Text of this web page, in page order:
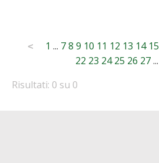
Posts
pagination
< 1 ... 7 8 9 10 11 12 13 14 15
22 23 24 25 26 27 ...
Risultati: 0 su 0